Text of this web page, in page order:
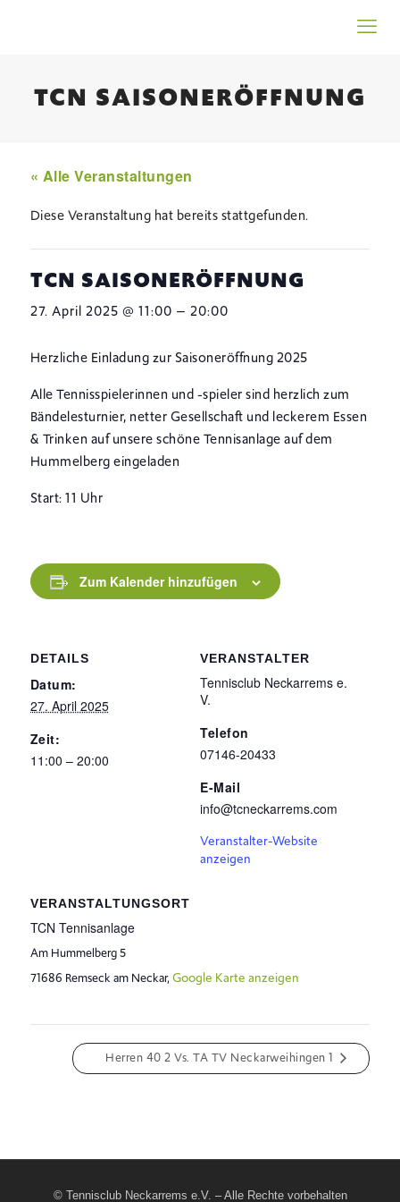
TCN SAISONERÖFFNUNG
« Alle Veranstaltungen
Diese Veranstaltung hat bereits stattgefunden.
TCN SAISONERÖFFNUNG
27. April 2025 @ 11:00 – 20:00
Herzliche Einladung zur Saisoneröffnung 2025
Alle Tennisspielerinnen und -spieler sind herzlich zum
Bändelesturnier, netter Gesellschaft und leckerem Essen
& Trinken auf unsere schöne Tennisanlage auf dem
Hummelberg eingeladen
Start: 11 Uhr
Zum Kalender hinzufügen
DETAILS
Datum:
27. April 2025
Zeit:
11:00 – 20:00
VERANSTALTUNGSORT
TCN Tennisanlage
Am Hummelberg 5
71686 Remseck am Neckar, Google Karte anzeigen
VERANSTALTER
Tennisclub Neckarrems e.
V.
Telefon
07146-20433
E-Mail
info@tcneckarrems.com
Veranstalter-Website
anzeigen
Herren 40 2 Vs. TA TV Neckarweihingen 1
© Tennisclub Neckarrems e.V. – Alle Rechte vorbehalten